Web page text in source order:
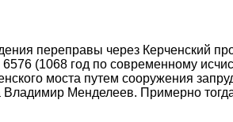
переправы через Керченский
(1068 год по современному
моста путем сооружения
Менделеев. Примерно